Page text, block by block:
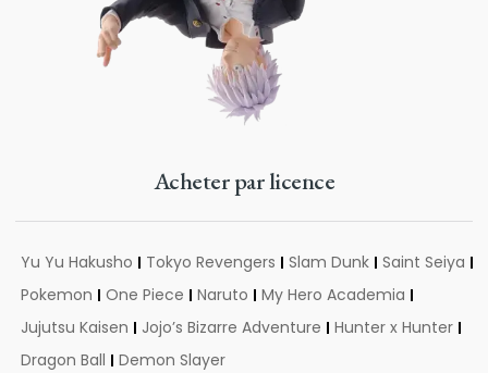
Acheter par licence
Yu Yu Hakusho Tokyo Revengers Slam Dunk Saint Seiya
Pokemon
One Piece Naruto
My Hero Academia
Jujutsu Kaisen
Jojo’s Bizarre Adventure
Hunter x Hunter
Dragon Ball
Demon Slayer